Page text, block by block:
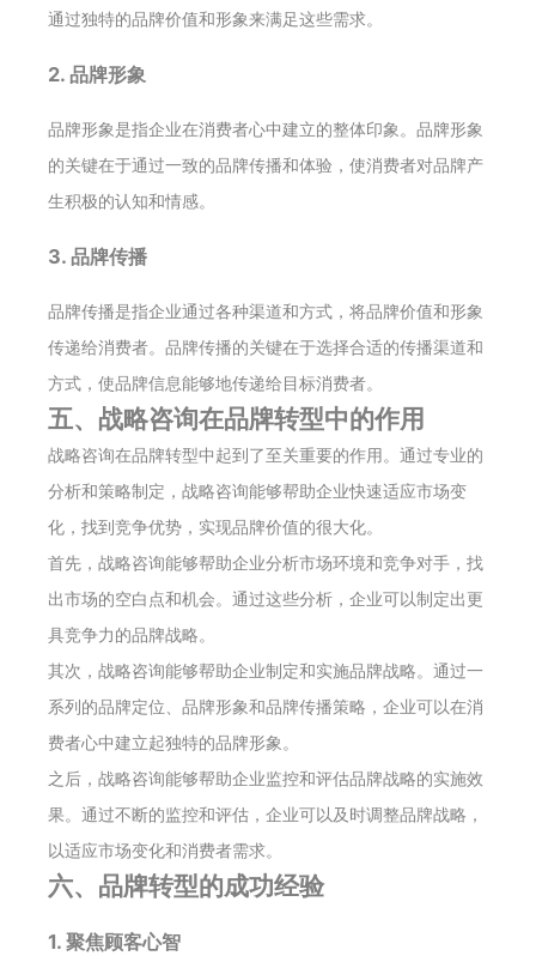
通过独特的品牌价值和形象来满足这些需求。
2. 品牌形象
品牌形象是指企业在消费者心中建立的整体印象。品牌形象
的关键在于通过一致的品牌传播和体验，使消费者对品牌产
生积极的认知和情感。
3. 品牌传播
品牌传播是指企业通过各种渠道和方式，将品牌价值和形象
传递给消费者。品牌传播的关键在于选择合适的传播渠道和
方式，使品牌信息能够地传递给目标消费者。
五、战略咨询在品牌转型中的作用
战略咨询在品牌转型中起到了至关重要的作用。通过专业的
分析和策略制定，战略咨询能够帮助企业快速适应市场变
化，找到竞争优势，实现品牌价值的很大化。
首先，战略咨询能够帮助企业分析市场环境和竞争对手，找
出市场的空白点和机会。通过这些分析，企业可以制定出更
具竞争力的品牌战略。
其次，战略咨询能够帮助企业制定和实施品牌战略。通过一
系列的品牌定位、品牌形象和品牌传播策略，企业可以在消
费者心中建立起独特的品牌形象。
之后，战略咨询能够帮助企业监控和评估品牌战略的实施效
果。通过不断的监控和评估，企业可以及时调整品牌战略，
以适应市场变化和消费者需求。
六、品牌转型的成功经验
1. 聚焦顾客心智